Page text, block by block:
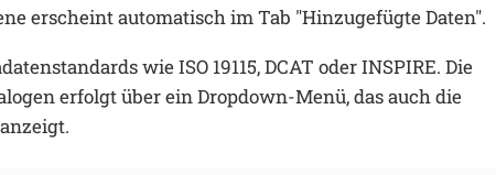
erscheint automatisch im Tab "Hinzugefügte Daten".
wie ISO 19115, DCAT oder INSPIRE. Die
erfolgt über ein Dropdown-Menü, das auch die